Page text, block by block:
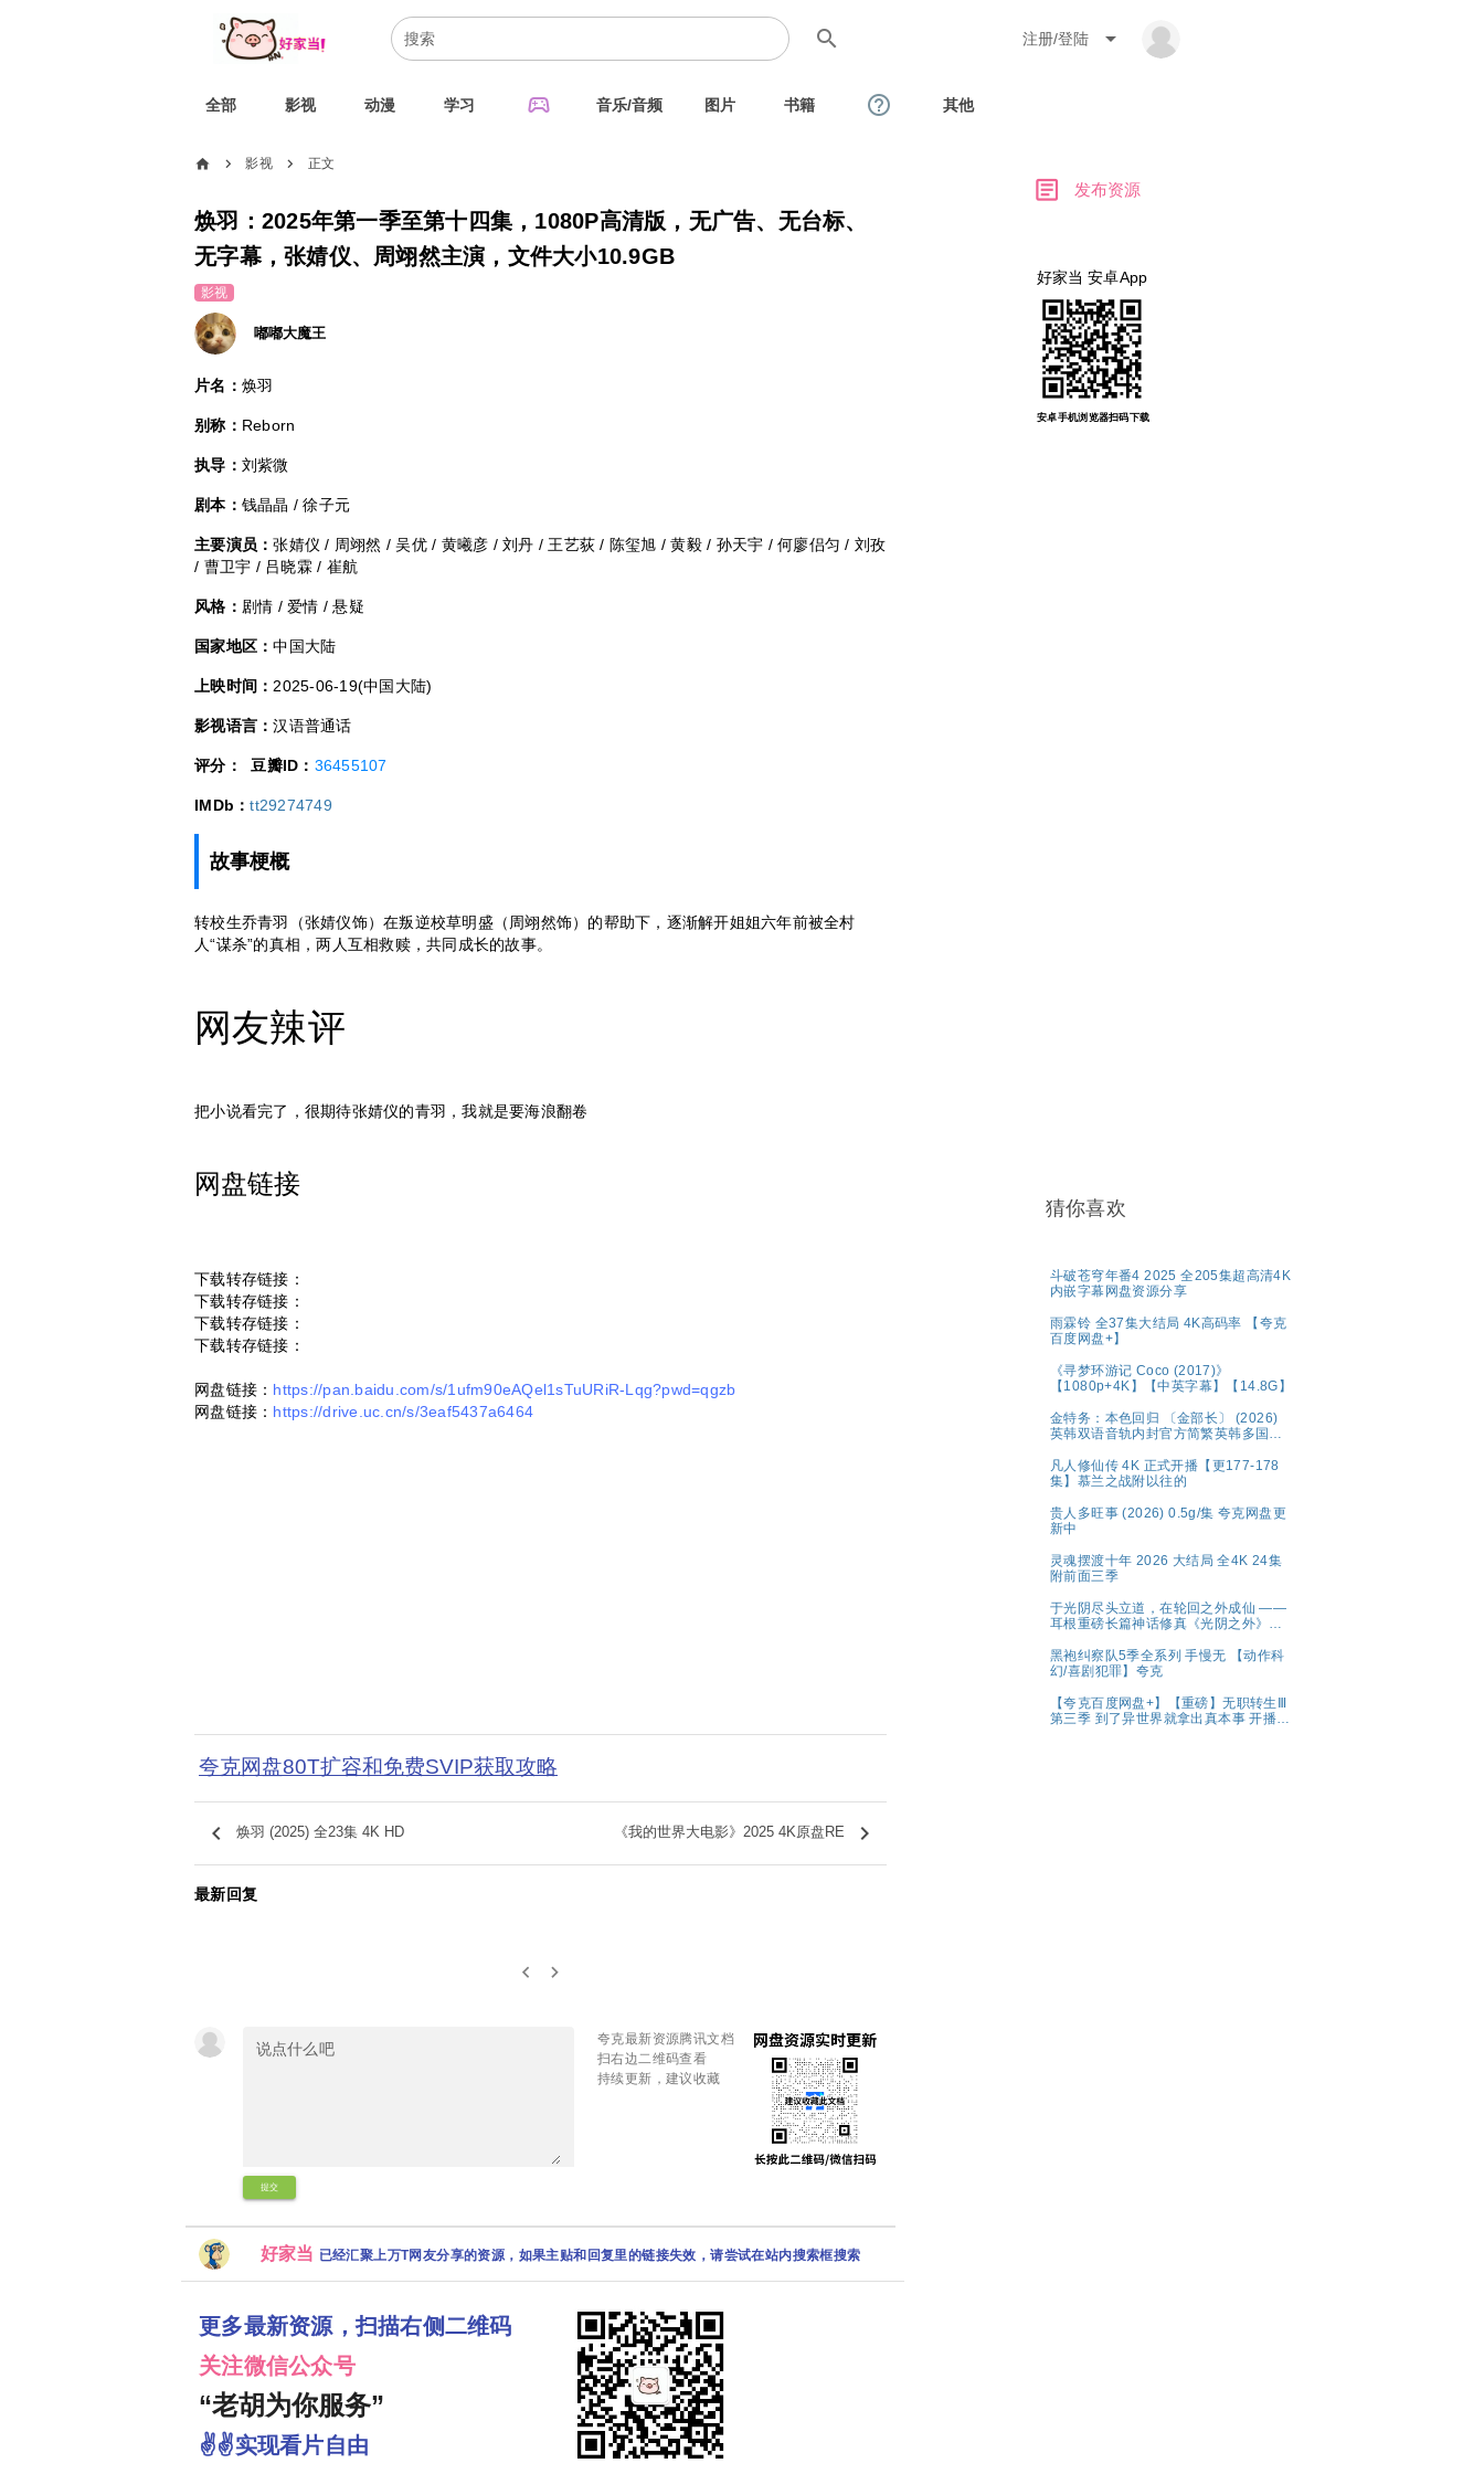
search 注册/登陆 arrow_drop_down
全部 影视 动漫 学习 sports_esports 音乐/音频 图片 书籍 help_outline 其他
home chevron_right 影视 chevron_right 正文
焕羽：2025年第一季至第十四集，1080P高清版，无广告、无台标、
无字幕，张婧仪、周翊然主演，文件大小10.9GB
影视
嘟嘟大魔王
片名： 焕羽
别称： Reborn
执导： 刘紫微
剧本： 钱晶晶 / 徐子元
主要演员：张婧仪 / 周翊然 / 吴优 / 黄曦彦 / 刘丹 / 王艺荻 / 陈玺旭 / 黄毅 / 孙天宇 / 何廖侣匀 / 刘孜
/ 曹卫宇 / 吕晓霖 / 崔航
风格： 剧情 / 爱情 / 悬疑
国家地区：中国大陆
上映时间： 2025-06-19(中国大陆)
影视语言：汉语普通话
评分： 豆瓣ID： 36455107
IMDb：tt29274749
故事梗概
转校生乔青羽（张婧仪饰）在叛逆校草明盛（周翊然饰）的帮助下，逐渐解开姐姐六年前被全村
人“谋杀”的真相，两人互相救赎，共同成长的故事。
网友辣评
把小说看完了，很期待张婧仪的青羽，我就是要海浪翻卷
网盘链接
下载转存链接：
下载转存链接：
下载转存链接：
下载转存链接：
网盘链接： https://pan.baidu.com/s/1ufm90eAQel1sTuURiR-Lqg?pwd=qgzb
网盘链接： https://drive.uc.cn/s/3eaf5437a6464
夸克网盘80T扩容和免费SVIP获取攻略
keyboard_arrow_left 焕羽 (2025) 全23集 4K HD 《我的世界大电影》2025 4K原盘RE keyboard_arrow_right
最新回复
keyboard_arrow_left keyboard_arrow_right
提交
夸克最新资源腾讯文档
扫右边二维码查看
持续更新，建议收藏
好家当 已经汇聚上万T网友分享的资源，如果主贴和回复里的链接失效，请尝试在站内搜索框搜索
更多最新资源，扫描右侧二维码
关注微信公众号
“老胡为你服务”
✌✌实现看片自由
article 发布资源
好家当 安卓App
安卓手机浏览器扫码下载
猜你喜欢
斗破苍穹年番4 2025 全205集超高清4K
内嵌字幕网盘资源分享
雨霖铃 全37集大结局 4K高码率 【夸克
百度网盘+】
《寻梦环游记 Coco (2017)》
【1080p+4K】【中英字幕】【14.8G】
金特务：本色回归 〔金部长〕 (2026)
英韩双语音轨内封官方简繁英韩多国字
3GB】
凡人修仙传 4K 正式开播【更177-178
集】慕兰之战附以往的
贵人多旺事 (2026) 0.5g/集 夸克网盘更
新中
灵魂摆渡十年 2026 大结局 全4K 24集
附前面三季
于光阴尽头立道，在轮回之外成仙 ——
耳根重磅长篇神话修真《光阴之外》典
黑袍纠察队5季全系列 手慢无 【动作科
幻/喜剧犯罪】夸克
【夸克百度网盘+】【重磅】无职转生Ⅲ
第三季 到了异世界就拿出真本事 开播2